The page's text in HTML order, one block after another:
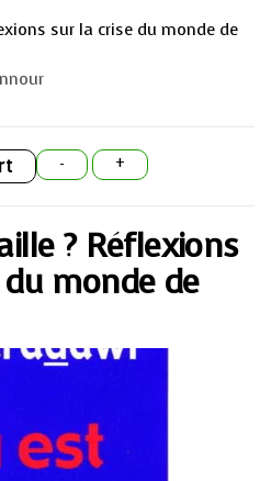
sur la crise du monde de
- +
? Réflexions
monde de